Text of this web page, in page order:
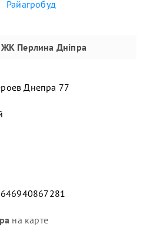
Райагробуд
ЖК Перлина Дніпра
Днепра 77
на карте